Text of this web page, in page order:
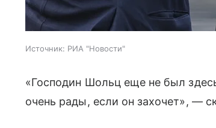
Источник: РИА "Новости"
«Господин Шольц еще не был
очень рады, если он захочет», —